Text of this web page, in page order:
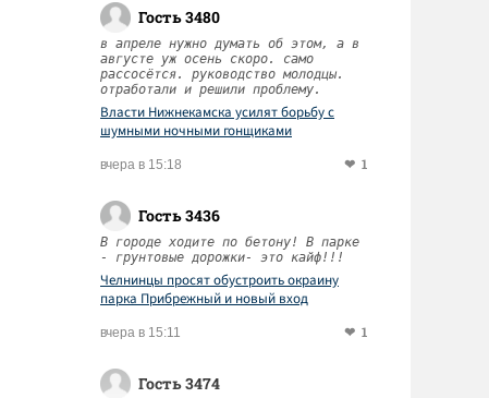
Гость 3480
в апреле нужно думать об этом, а в
августе уж осень скоро. само
рассосётся. руководство молодцы.
отработали и решили проблему.
Власти Нижнекамска усилят борьбу с
шумными ночными гонщиками
вчера в 15:18 1
Гость 3436
В городе ходите по бетону! В парке
- грунтовые дорожки- это кайф!!!
Челнинцы просят обустроить окраину
парка Прибрежный и новый вход
вчера в 15:11 1
Гость 3474